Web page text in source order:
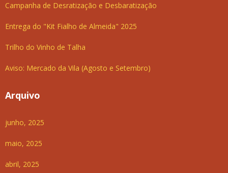
Campanha de Desratização e Desbaratização
Entrega do "Kit Fialho de Almeida" 2025
Trilho do Vinho de Talha
Aviso: Mercado da Vila (Agosto e Setembro)
Arquivo
junho, 2025
maio, 2025
abril, 2025